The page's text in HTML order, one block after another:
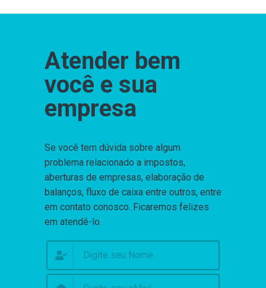
Atender bem
você e sua
empresa
Se você tem dúvida sobre algum
problema relacionado a impostos,
aberturas de empresas, elaboração de
balanços, fluxo de caixa entre outros, entre
em contato conosco. Ficaremos felizes
em atendê-lo.